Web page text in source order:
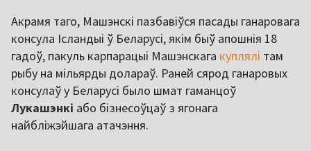
Акрамя таго, Машэнскі пазбавіўся пасады ганаровага
консула Ісландыі ў Беларусі, якім быў апошнія 18
гадоў, пакуль карпарацыі Машэнскага куплялі там
рыбу на мільярды долараў. Раней сярод ганаровых
консулаў у Беларусі было шмат гаманцоў
Лукашэнкі або бізнесоўцаў з ягонага
найбліжэйшага атачэння.